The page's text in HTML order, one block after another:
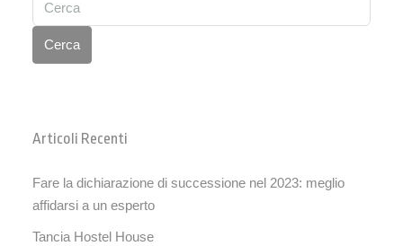
Cerca
Articoli Recenti
Fare la dichiarazione di successione nel 2023: meglio
affidarsi a un esperto
Tancia Hostel House